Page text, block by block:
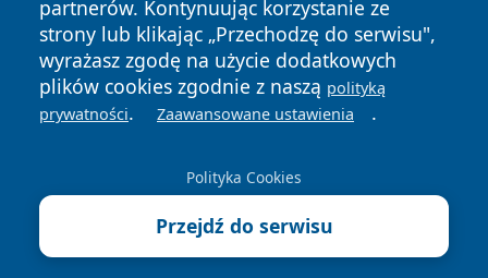
partnerów. Kontynuując korzystanie ze
strony lub klikając „Przechodzę do serwisu",
wyrażasz zgodę na użycie dodatkowych
plików cookies zgodnie z naszą polityką
prywatności. Zaawansowane ustawienia .
Polityka Cookies
Przejdź do serwisu
News Autorzy
Polityka
Prywatności
Polityka
Cookies